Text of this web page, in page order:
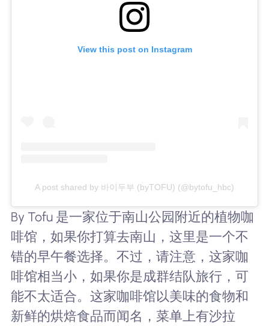
View this post on Instagram
A post shared by 바이두부 (byTOFU) (@bytofu_hbc)
By Tofu 是一家位于南山公园附近的植物咖
啡馆，如果你打算去南山，这里是一个不
错的早午餐选择。不过，请注意，这家咖
啡馆相当小，如果你是成群结队旅行，可
能不太适合。这家咖啡馆以美味的食物和
新鲜的烘焙食品而闻名，菜单上有沙拉